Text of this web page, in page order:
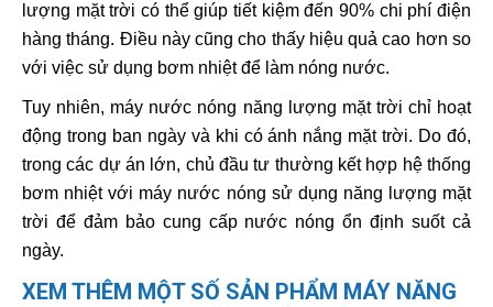
lượng mặt trời có thể giúp tiết kiệm đến 90% chi phí điện
hàng tháng. Điều này cũng cho thấy hiệu quả cao hơn so
với việc sử dụng bơm nhiệt để làm nóng nước.
Tuy nhiên, máy nước nóng năng lượng mặt trời chỉ hoạt
động trong ban ngày và khi có ánh nắng mặt trời. Do đó,
trong các dự án lớn, chủ đầu tư thường kết hợp hệ thống
bơm nhiệt với máy nước nóng sử dụng năng lượng mặt
trời để đảm bảo cung cấp nước nóng ổn định suốt cả
ngày.
XEM THÊM MỘT SỐ SẢN PHẨM MÁY NĂNG